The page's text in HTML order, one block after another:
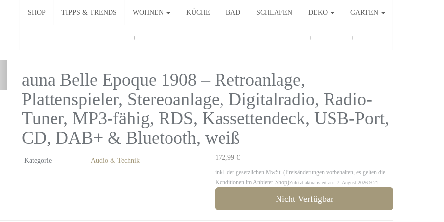
SHOP TIPPS & TRENDS WOHNEN KÜCHE BAD SCHLAFEN DEKO GARTEN
auna Belle Epoque 1908 – Retroanlage,
Plattenspieler, Stereoanlage, Digitalradio, Radio-
Tuner, MP3-fähig, RDS, Kassettendeck, USB-Port,
CD, DAB+ & Bluetooth, weiß
172,99 €
inkl. der gesetzlichen MwSt. (Preisänderungen vorbehalten, es gelten die
Konditionen im Anbieter-Shop)Zuletzt aktualisiert am: 7. August 2026 9:21
Nicht Verfügbar
Kategorie Audio & Technik